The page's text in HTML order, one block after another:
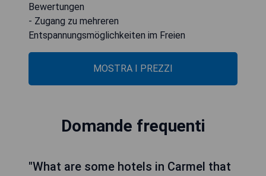
Bewertungen
- Zugang zu mehreren
Entspannungsmöglichkeiten im Freien
MOSTRA I PREZZI
Domande frequenti
"What are some hotels in Carmel that